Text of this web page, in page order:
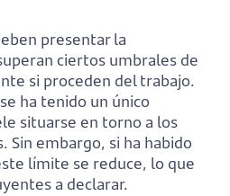
presentar la
ciertos umbrales de
si proceden del trabajo.
ha tenido un único
situarse en torno a los
Sin embargo, si ha habido
límite se reduce, lo que
a declarar.